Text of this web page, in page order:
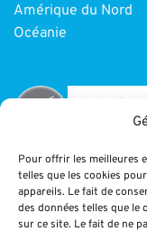
Pour offrir les meilleures
telles que les cookies
appareils. Le fait de
des données telles que le
sur ce site. Le fait de ne
Amérique du Nord
Océanie
INFORMATIONS